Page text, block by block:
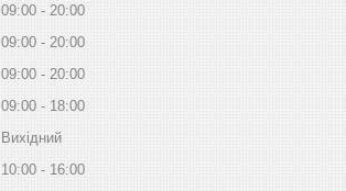
09:00
20:00
09:00
20:00
09:00
20:00
09:00
18:00
Вихідний
10:00
16:00